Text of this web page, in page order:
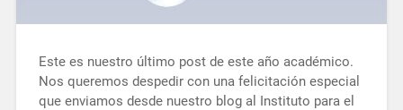
Este es nuestro último post de este año académico.
Nos queremos despedir con una felicitación especial
que enviamos desde nuestro blog al Instituto para el